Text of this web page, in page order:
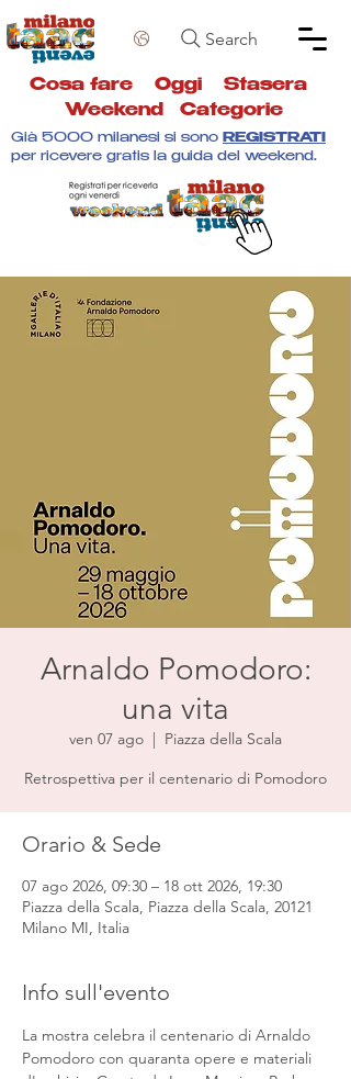
Search
Cosa fare Oggi Stasera
Weekend
Categorie
Già 5000 milanesi si sono REGISTRATI
per ricevere gratis la guida del weekend.
Arnaldo Pomodoro:
una vita
ven 07 ago
  |
Piazza della Scala
Retrospettiva per il centenario di Pomodoro
Orario & Sede
07 ago 2026, 09:30 – 18 ott 2026, 19:30
Piazza della Scala, Piazza della Scala, 20121
Milano MI, Italia
Info sull'evento
La mostra celebra il centenario di Arnaldo
Pomodoro con quaranta opere e materiali